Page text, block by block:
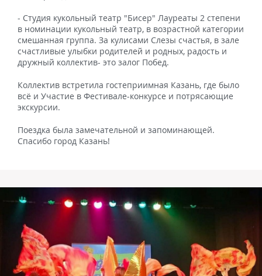
- Студия кукольный театр "Бисер" Лауреаты 2 степени
в номинации кукольный театр, в возрастной категории
смешанная группа. За кулисами Слезы счастья, в зале
счастливые улыбки родителей и родных, радость и
дружный коллектив- это залог Побед.
Коллектив встретила гостеприимная Казань, где было
всё и Участие в Фестивале-конкурсе и потрясающие
экскурсии.
Поездка была замечательной и запоминающей.
Спасибо город Казань!